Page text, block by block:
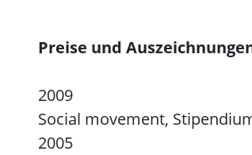
Preise und
2009
Social movement,
2005